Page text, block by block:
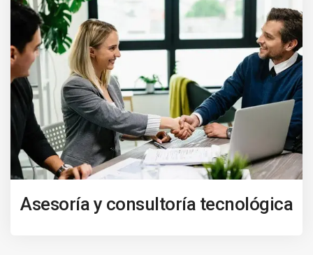
Asesoría y consultoría tecnológica